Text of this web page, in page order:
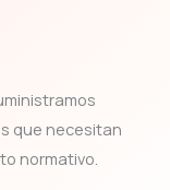
que necesitan
normativo.